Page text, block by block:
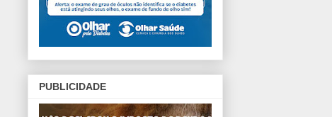
PUBLICIDADE